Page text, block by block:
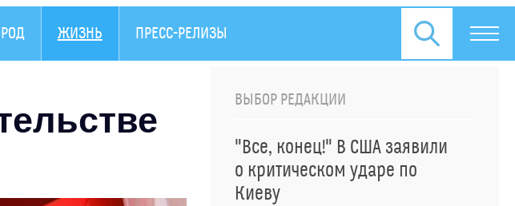
ЖИЗНЬ ПРЕСС-РЕЛИЗЫ
ВЫБОР РЕДАКЦИИ
"Все, конец!" В США заявили
о критическом ударе по
Киеву